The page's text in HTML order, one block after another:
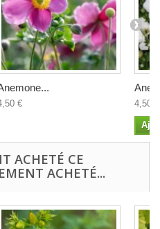
€ 4,50 €
ACHETÉ CE
ACHETÉ...